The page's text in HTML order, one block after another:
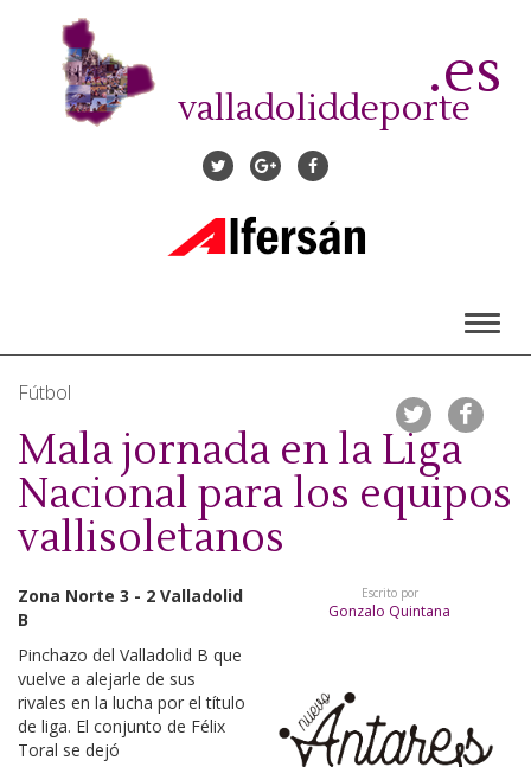
contenido
valladoliddeporte
.es
Fútbol
Mala jornada en la Liga
Nacional para los equipos
vallisoletanos
Escrito por
Gonzalo Quintana
Zona Norte 3 - 2 Valladolid
B
Pinchazo del Valladolid B que
vuelve a alejarle de sus
rivales en la lucha por el título
de liga. El conjunto de Félix
Toral se dejó